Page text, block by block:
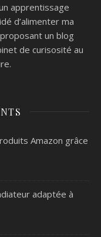
apprentissage
d’alimenter ma
un blog
de curisosité au
Amazon grâce
adaptée à